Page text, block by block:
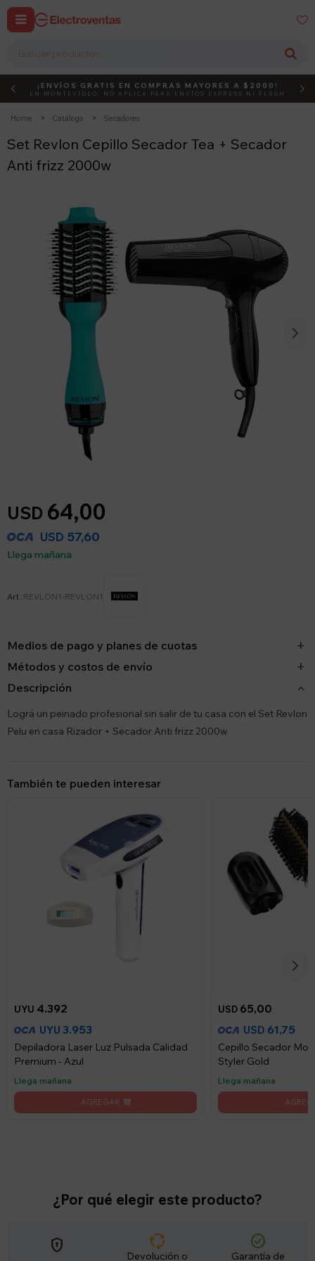
 
DEBUT ACTIVÁ EL CÓDIGO
¡ENVÍOS GRATIS EN COMPRAS MAYORES A $2000!
EN MONTEVIDEO, NO APLICA PARA ENVÍOS EXPRESS NI FLASH
Home Catálogo Secadores
Set Revlon Cepillo Secador Tea + Secador
Anti frizz 2000w
USD 64,00
USD 57,60
Llega mañana
REVLON1-REVLON1
Medios de pago y planes de cuotas
Métodos y costos de envío
Descripción
Lográ un peinado profesional sin salir de tu casa con el Set Revlon
Pelu en casa Rizador + Secador Anti frizz 2000w
También te pueden interesar
UYU 4.392
UYU 3.953
Depiladora Laser Luz Pulsada Calidad
Premium - Azul
Llega mañana
USD 65,00
USD 61,75
Cepillo Secador
Styler Gold
Llega mañana
¿Por qué elegir este producto?
encrypted cycle
Devolución o
check_circle
Garantía de